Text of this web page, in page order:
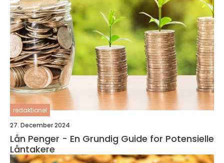
redaktionel
27. December 2024
Lån Penger - En Grundig Guide for Potensielle
Låntakere